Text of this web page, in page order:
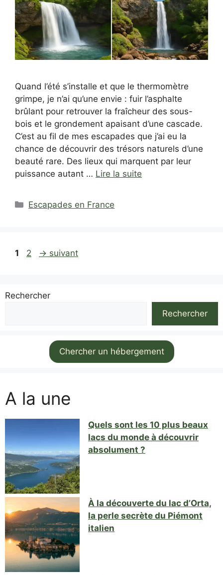
Quand l’été s’installe et que le thermomètre
grimpe, je n’ai qu’une envie : fuir l’asphalte
brûlant pour retrouver la fraîcheur des sous-
bois et le grondement apaisant d’une cascade.
C’est au fil de mes escapades que j’ai eu la
chance de découvrir des trésors naturels d’une
beauté rare. Des lieux qui marquent par leur
puissance autant … Lire la suite
Catégories
Escapades en France
Page
1 Page
2 → suivant
Rechercher
Rechercher
Chercher un hébergement
A la une
Quels sont les 10 plus beaux
lacs du monde à découvrir
absolument ?
À la découverte du lac d’Orta,
la perle secrète du Piémont
italien